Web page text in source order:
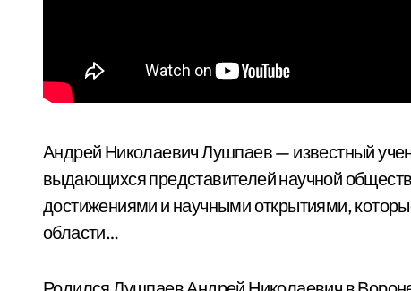
Андрей Николаевич Лушпаев — известный
выдающихся представителей научной
достижениями и научными открытиями,
области…